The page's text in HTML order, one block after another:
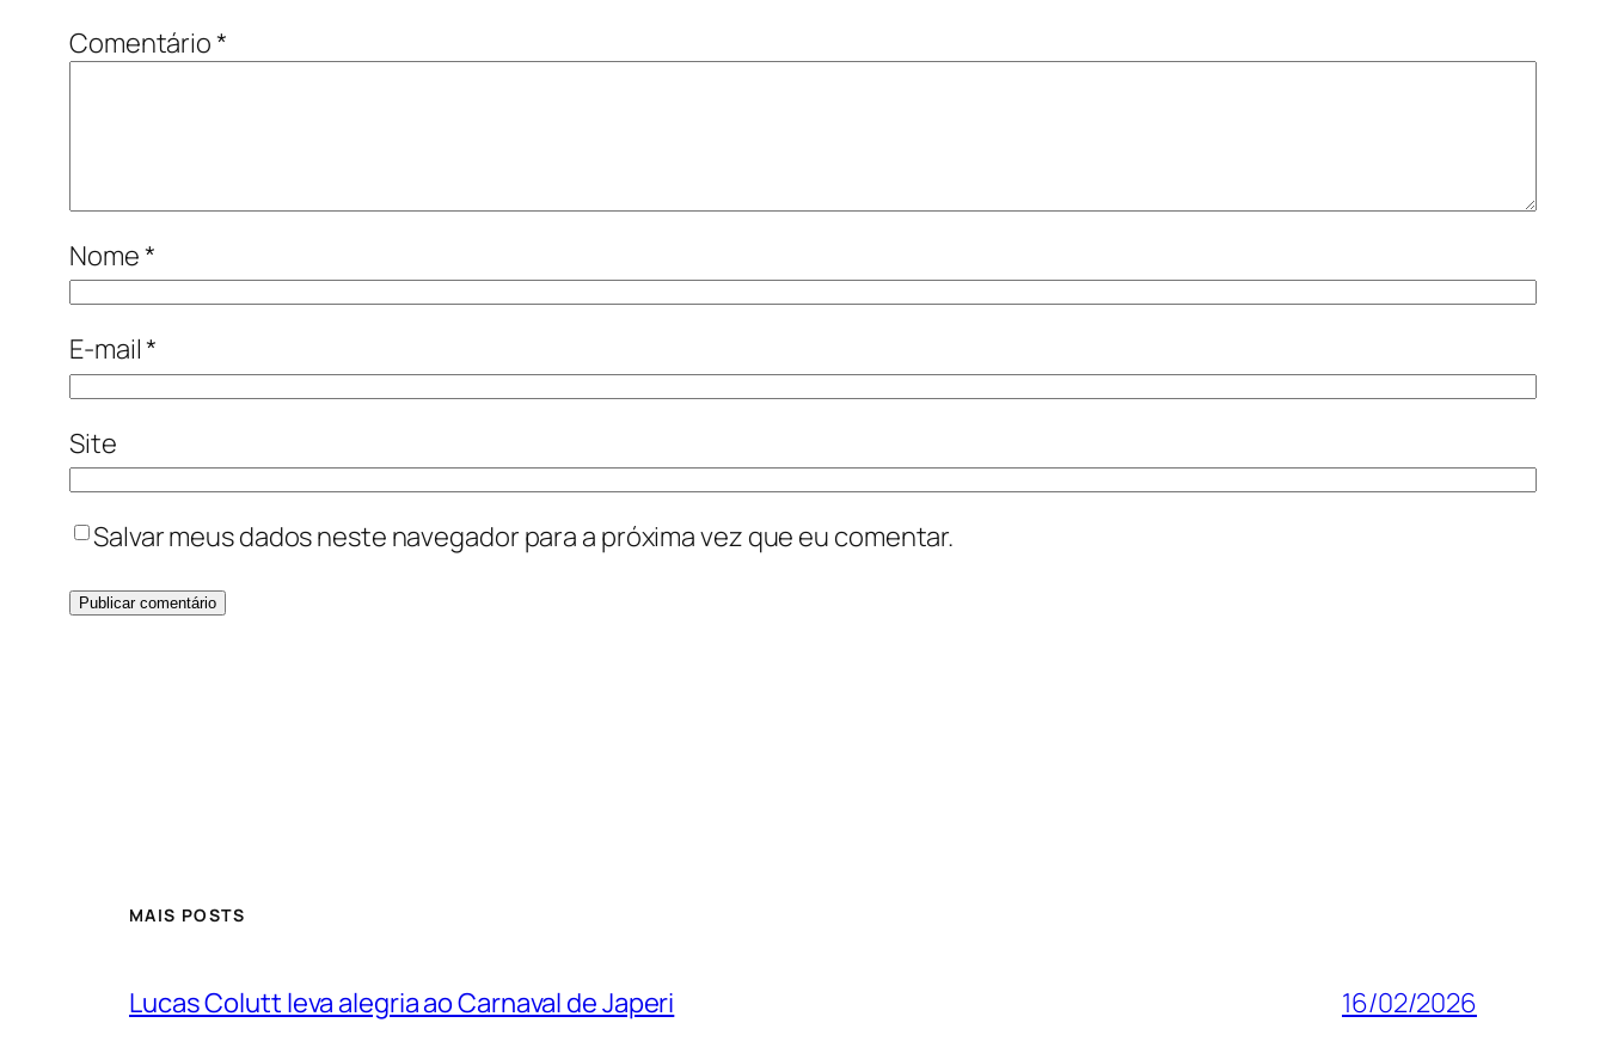
Comentário*
Nome*
E-mail*
Site
Salvar meus dados neste navegador para a próxima vez que eu comentar.
MAIS POSTS
Lucas Colutt leva alegria ao Carnaval de Japeri 16/02/2026